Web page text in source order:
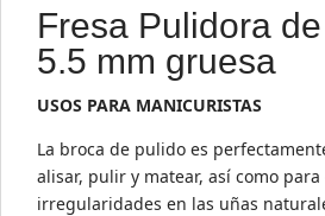
Fresa Pulidora
5.5 mm gruesa
USOS PARA MANICURISTAS
La broca de pulido es
alisar, pulir y matear, así como
irregularidades en las uñas